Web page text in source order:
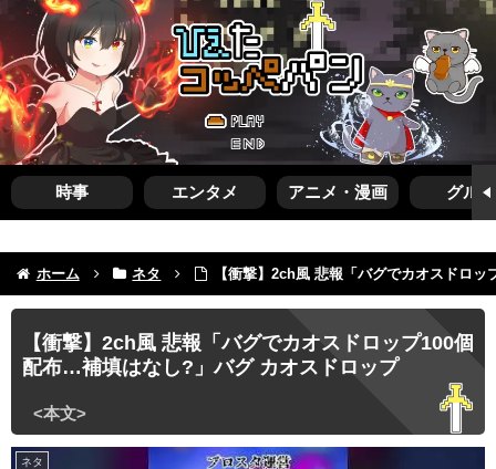
時事 エンタメ アニメ・漫画 グルメ
ホーム ネタ 【衝撃】2ch風 悲報「バグでカオスドロ
【衝撃】2ch風 悲報「バグでカオスドロップ100個
配布…補填はなし?」バグ カオスドロップ
ネタ